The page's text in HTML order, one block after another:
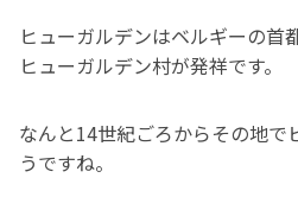
ヒューガルデンはベルギーの首
ヒューガルデン村が発祥です。
なんと14世紀ごろからその地で
うですね。